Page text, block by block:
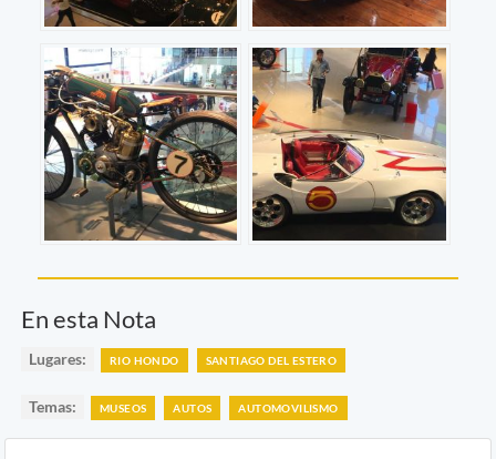
En esta Nota
Lugares: RIO HONDO SANTIAGO DEL ESTERO
Temas: MUSEOS AUTOS AUTOMOVILISMO